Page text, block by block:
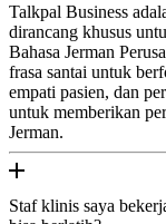
Talkpal Business
dirancang khusus
Bahasa Jerman
frasa santai untuk
empati pasien, dan
untuk memberikan
Jerman.
Staf klinis saya